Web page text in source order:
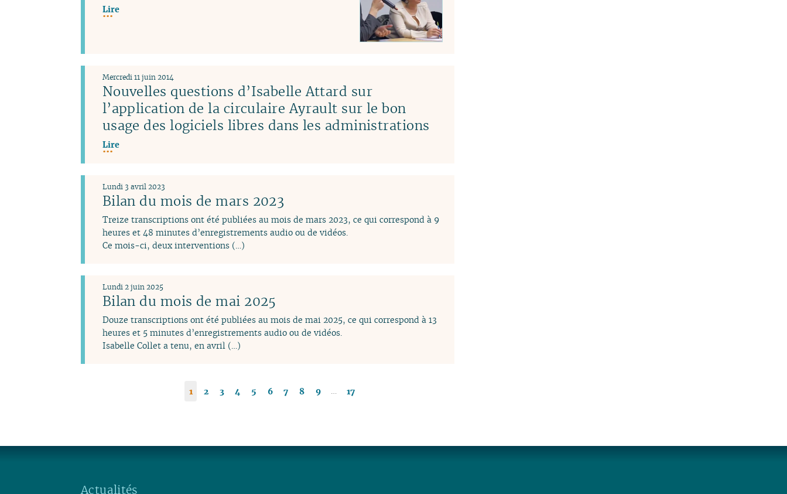
Lire
Nouvelles questions d’Isabelle Attard sur
l’application de la circulaire Ayrault sur le bon
usage des logiciels libres dans les administrations
Mercredi 11 juin 2014
Lire
Bilan du mois de mars 2023
Lundi 3 avril 2023
Treize transcriptions ont été publiées au mois de mars 2023, ce qui correspond à 9
heures et 48 minutes d’enregistrements audio ou de vidéos.
Ce mois-ci, deux interventions (…)
Bilan du mois de mai 2025
Lundi 2 juin 2025
Douze transcriptions ont été publiées au mois de mai 2025, ce qui correspond à 13
heures et 5 minutes d’enregistrements audio ou de vidéos.
Isabelle Collet a tenu, en avril (…)
1 2 3 4 5 6 7 8 9 17
Actualités